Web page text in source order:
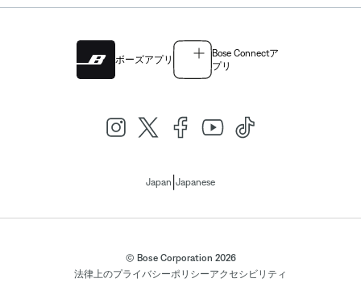
ボーズアプリ
Bose Connectア
プリ
Japan Japanese
© Bose Corporation 2026
法律上のプライバシーポリシーアクセシビリティ